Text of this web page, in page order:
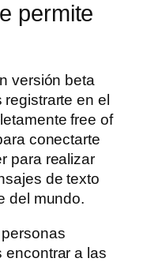
permite
versión beta
en el
free of
conectarte
para realizar
de texto
del mundo.
encontrar a las